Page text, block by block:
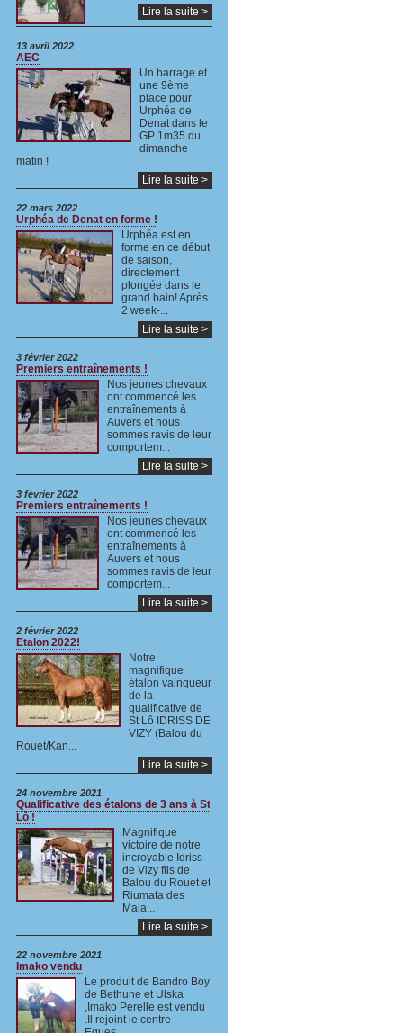
Lire la suite >
13 avril 2022
AEC
Un barrage et
une 9ème
place pour
Urphéa de
Denat dans le
GP 1m35 du
dimanche
matin !
Lire la suite >
22 mars 2022
Urphéa de Denat en forme !
Urphéa est en
forme en ce début
de saison,
directement
plongée dans le
grand bain! Après
2 week-...
Lire la suite >
3 février 2022
Premiers entraînements !
Nos jeunes chevaux
ont commencé les
entraînements à
Auvers et nous
sommes ravis de leur
comportem...
Lire la suite >
3 février 2022
Premiers entraînements !
Nos jeunes chevaux
ont commencé les
entraînements à
Auvers et nous
sommes ravis de leur
comportem...
Lire la suite >
2 février 2022
Etalon 2022!
Notre
magnifique
étalon vainqueur
de la
qualificative de
St Lô IDRISS DE
VIZY (Balou du
Rouet/Kan...
Lire la suite >
24 novembre 2021
Qualificative des étalons de 3 ans à St
Lô !
Magnifique
victoire de notre
incroyable Idriss
de Vizy fils de
Balou du Rouet et
Riumata des
Mala...
Lire la suite >
22 novembre 2021
Imako vendu
Le produit de Bandro Boy
de Bethune et Ulska
,Imako Perelle est vendu
.Il rejoint le centre